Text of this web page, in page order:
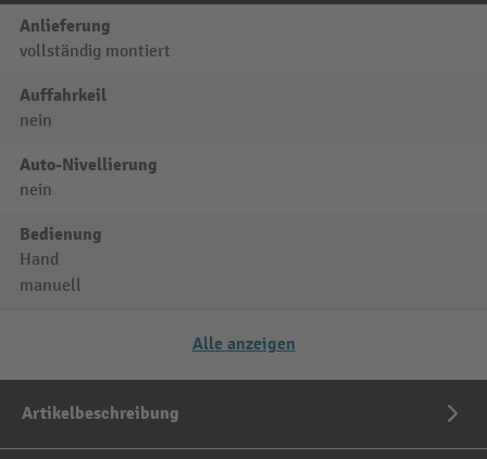
Anlieferung
vollständig montiert
Auffahrkeil
nein
Auto-Nivellierung
nein
Bedienung
Hand
manuell
Alle anzeigen
Artikelbeschreibung